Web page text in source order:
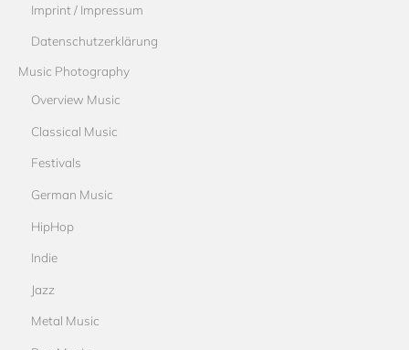
Imprint / Impressum
Datenschutzerklärung
Music Photography
Overview Music
Classical Music
Festivals
German Music
HipHop
Indie
Jazz
Metal Music